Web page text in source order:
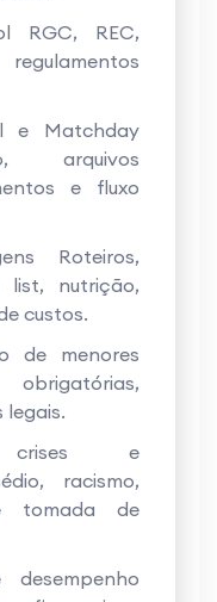
RGC, REC,
e Matchday
arquivos
e fluxo
Roteiros,
list, nutrição,
custos.
de menores
legais.
crises e
racismo,
tomada de